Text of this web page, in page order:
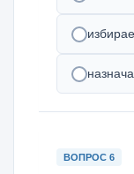
ВОПРОС 6